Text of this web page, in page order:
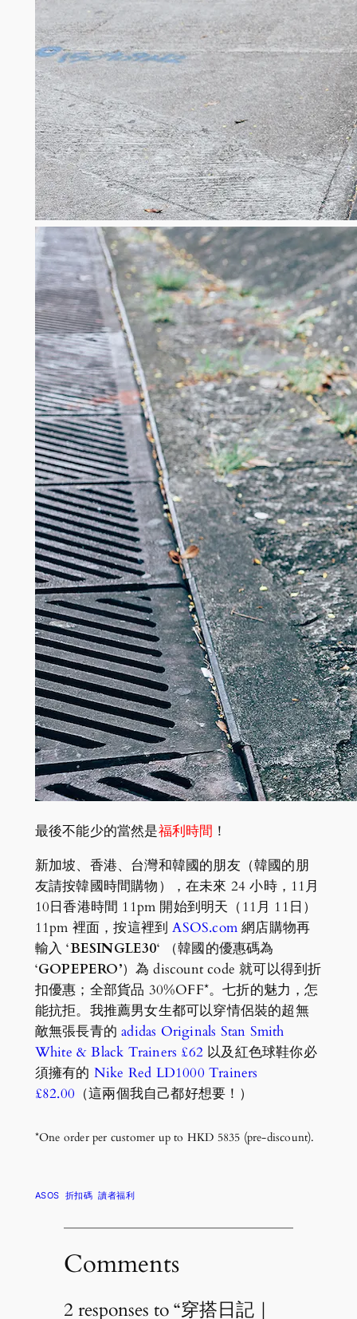
最後不能少的當然是福利時間 ！
新加坡、香港、台灣和韓國的朋友（韓國的朋
友請按韓國時間購物），在未來 24 小時，11月
10日香港時間 11pm 開始到明天（11月 11日）
11pm 裡面，按這裡到ASOS.com 網店購物再
輸入 ‘BESINGLE30‘ （韓國的優惠碼為
‘GOPEPERO’）為 discount code 就可以得到折
扣優惠；全部貨品 30%OFF*。七折的魅力，怎
能抗拒。我推薦男女生都可以穿情侶裝的超無
敵無張長青的adidas Originals Stan Smith
White & Black Trainers £62 以及紅色球鞋你必
須擁有的 Nike Red LD1000 Trainers
£82.00 （這兩個我自己都好想要！）
*One order per customer up to HKD 5835 (pre-discount).
ASOS 折扣碼 讀者福利
Comments
2 responses to “穿搭日記｜